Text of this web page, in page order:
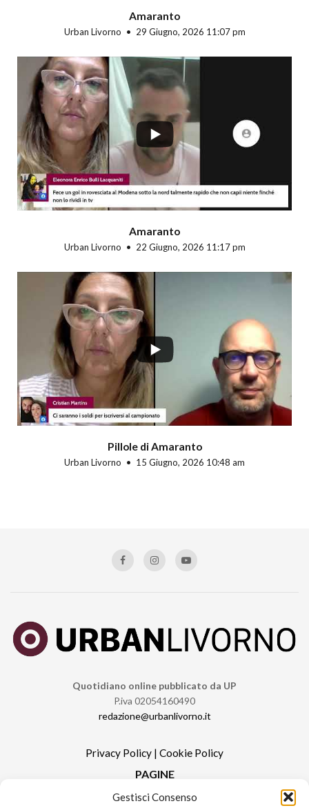
Gestisci Consenso
Amaranto
Urban Livorno 29 Giugno, 2026 11:07 pm
Amaranto
Urban Livorno 22 Giugno, 2026 11:17 pm
Pillole di Amaranto
Urban Livorno 15 Giugno, 2026 10:48 am
Quotidiano online pubblicato da UP
P.iva 02054160490
redazione@urbanlivorno.it
Privacy Policy | Cookie Policy
PAGINE
Redazione